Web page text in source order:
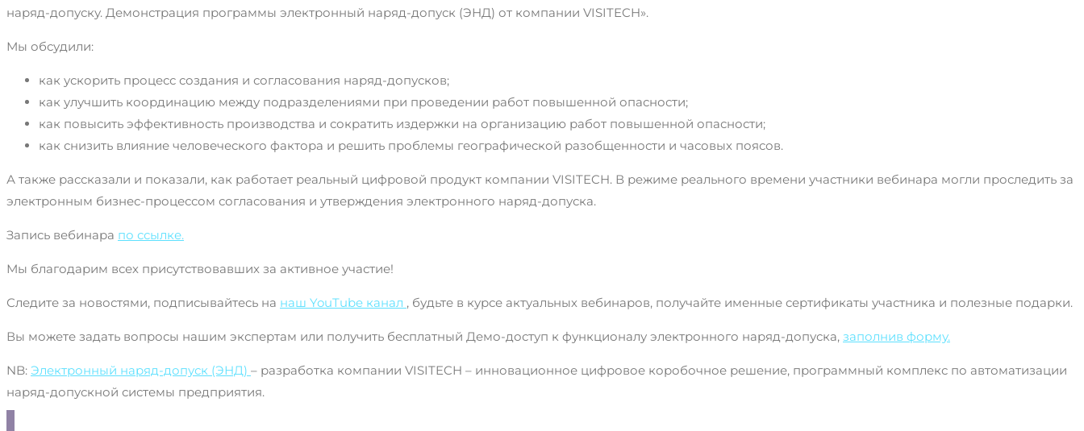
наряд-допуску. Демонстрация программы электронный наряд-допуск (ЭНД) от компании VISITECH».
Мы обсудили:
как ускорить процесс создания и согласования наряд-допусков;
как улучшить координацию между подразделениями при проведении работ повышенной опасности;
как повысить эффективность производства и сократить издержки на организацию работ повышенной опасности;
как снизить влияние человеческого фактора и решить проблемы географической разобщенности и часовых поясов.
А также рассказали и показали, как работает реальный цифровой продукт компании VISITECH. В режиме реального времени участники вебинара могли проследить за
электронным бизнес-процессом согласования и утверждения электронного наряд-допуска.
Запись вебинара по ссылке.
Мы благодарим всех присутствовавших за активное участие!
Следите за новостями, подписывайтесь на наш YouTube канал , будьте в курсе актуальных вебинаров, получайте именные сертификаты участника и полезные подарки.
Вы можете задать вопросы нашим экспертам или получить бесплатный Демо-доступ к функционалу электронного наряд-допуска, заполнив форму.
NB: Электронный наряд-допуск (ЭНД) – разработка компании VISITECH – инновационное цифровое коробочное решение, программный комплекс по автоматизации
наряд-допускной системы предприятия.